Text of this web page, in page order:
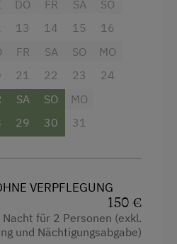
DO
13
FR
14
SA
15
SO
16
FR
21
SA
22
SO
23
MO
24
SA
29
SO
30
MO
31
VERPFLEGUNG
150 €
für 2 Personen (exkl.
und Nächtigungsabgabe)